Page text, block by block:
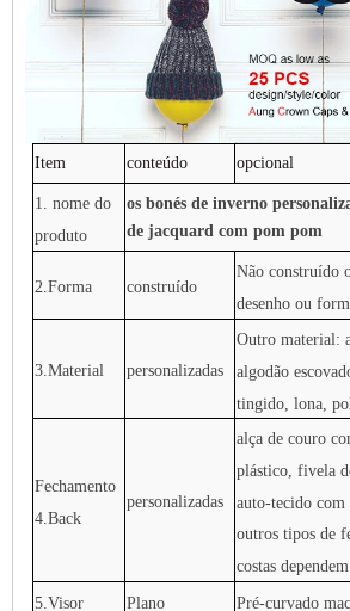
Item conteúdo opcional
1. nome do
produto
os bonés de inverno
de jacquard com pom pom
2.Forma construído
Não construído
desenho ou
3.Material personalizadas
Outro material:
algodão
tingido, lona,
Fechamento
4.Back
personalizadas
alça de couro
plástico, fivela
auto-tecido
outros tipos de
costas
5.Visor Plano Pré-curvado